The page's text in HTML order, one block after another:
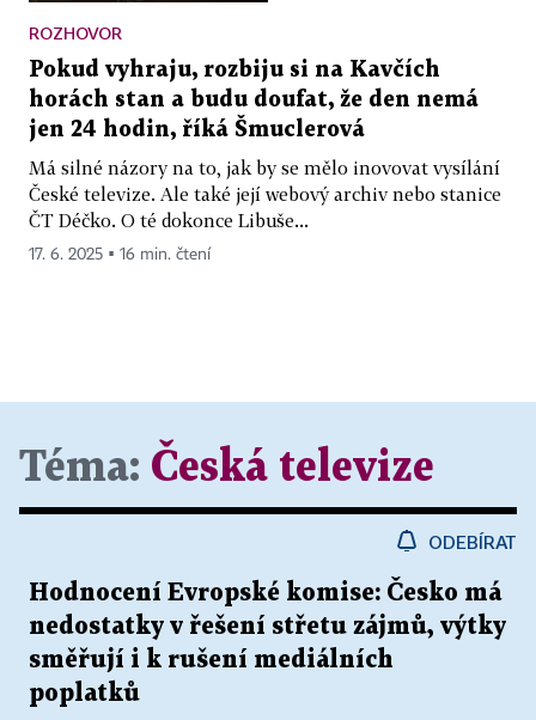
ROZHOVOR
Pokud vyhraju, rozbiju si na Kavčích
horách stan a budu doufat, že den nemá
jen 24 hodin, říká Šmuclerová
Má silné názory na to, jak by se mělo inovovat vysílání
České televize. Ale také její webový archiv nebo stanice
ČT Déčko. O té dokonce Libuše...
17. 6. 2025 ▪ 16 min. čtení
Téma: Česká televize
ODEBÍRAT
Hodnocení Evropské komise: Česko má
nedostatky v řešení střetu zájmů, výtky
směřují i k rušení mediálních
poplatků